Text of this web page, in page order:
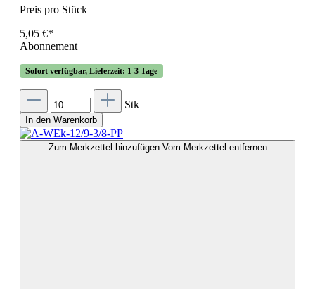
Preis pro Stück
5,05 €*
Abonnement
Sofort verfügbar, Lieferzeit: 1-3 Tage
Stk
In den Warenkorb
Zum Merkzettel hinzufügen Vom Merkzettel entfernen